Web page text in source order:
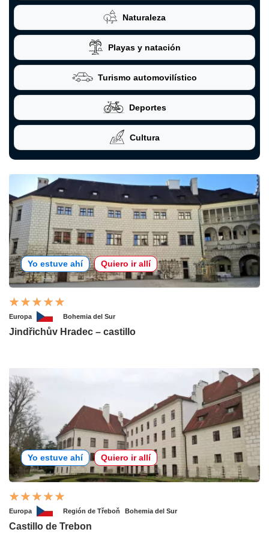
Naturaleza
Playas y natación
Turismo automovilístico
Deportes
Cultura
Yo estuve ahí Quiero ir allí
Europa Bohemia del Sur
Jindřichův Hradec – castillo
Yo estuve ahí Quiero ir allí
Europa Región de Třeboň Bohemia del Sur
Castillo de Trebon